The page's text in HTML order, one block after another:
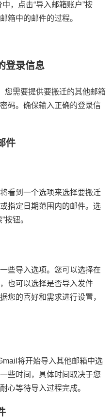
，点击“导入邮箱账户”按
箱中的邮件的过程。
登录信息
您需要提供要搬迁的其他邮箱
码。确保输入正确的登录信
件
看到一个选项来选择要搬迁
指定日期范围内的邮件。选
按钮。
些导入选项。您可以选择在
也可以选择是否导入发件
您的喜好和需求进行设置，
将开始导入其他邮箱中选
些时间，具体时间取决于您
心等待导入过程完成。